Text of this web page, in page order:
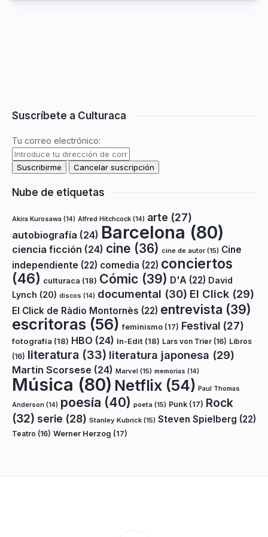
Suscríbete a Culturaca
Tu correo electrónico:
Nube de etiquetas
Akira Kurosawa (14) Alfred Hitchcock (14) arte (27)
autobiografía (24) Barcelona (80)
ciencia ficción (24) cine (36) cine de autor(15) Cine
independiente (22) comedia (22) conciertos
(46) culturaca (18) Cómic (39) D'A (22) David
Lynch (20) discos (14) documental (30) El Click (29)
El Click de Ràdio Montornès (22) entrevista (39)
escritoras (56) feminismo (17) Festival (27)
fotografía (18) HBO (24) In-Edit (18) Lars von Trier (16) Libros
(16) literatura (33) literatura japonesa (29)
Martin Scorsese (24) Marvel (15) memorias (14)
Música (80) Netflix (54) Paul Thomas
Anderson (14) poesía (40) poeta (15) Punk (17) Rock
(32) serie (28) Stanley Kubrick (15) Steven Spielberg (22)
Teatro (16) Werner Herzog (17)